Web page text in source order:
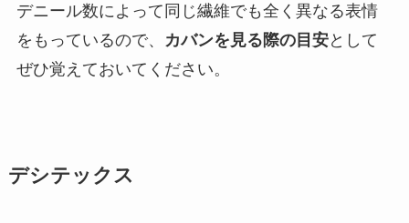
デニール数によって同じ繊維でも全く異なる表情
をもっているので、
カバンを見る際の目安として
ぜひ覚えておいてください。
デシテックス